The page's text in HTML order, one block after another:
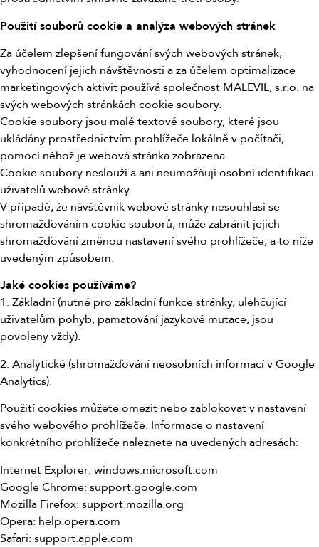
Použití souborů cookie a analýza webových stránek
Za účelem zlepšení fungování svých webových stránek,
vyhodnocení jejich návštěvnosti a za účelem optimalizace
marketingových aktivit používá společnost MALEVIL, s.r.o. na
svých webových stránkách cookie soubory.
Cookie soubory jsou malé textové soubory, které jsou
ukládány prostřednictvím prohlížeče lokálně v počítači,
pomocí něhož je webová stránka zobrazena.
Cookie soubory neslouží a ani neumožňují osobní identifikaci
uživatelů webové stránky.
V případě, že návštěvník webové stránky nesouhlasí se
shromažďováním cookie souborů, může zabránit jejich
shromažďování změnou nastavení svého prohlížeče, a to níže
uvedeným způsobem.
Jaké cookies používáme?
1. Základní (nutné pro základní funkce stránky, ulehčující
uživatelům pohyb, pamatování jazykové mutace, jsou
povoleny vždy).
2. Analytické (shromažďování neosobních informací v Google
Analytics).
Použití cookies můžete omezit nebo zablokovat v nastavení
svého webového prohlížeče. Informace o nastavení
konkrétního prohlížeče naleznete na uvedených adresách:
Internet Explorer: windows.microsoft.com
Google Chrome: support.google.com
Mozilla Firefox: support.mozilla.org
Opera: help.opera.com
Safari: support.apple.com